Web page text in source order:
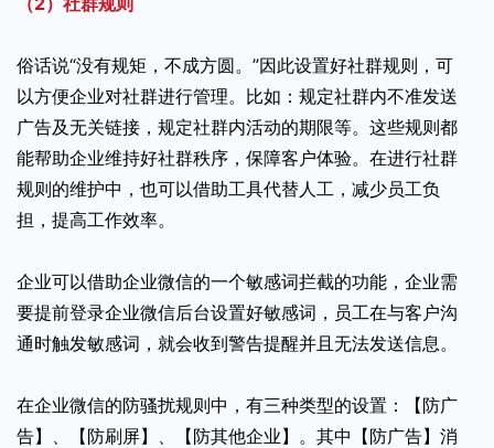
俗话说“没有规矩，不成方圆。”因此设置好社群规则，可
以方便企业对社群进行管理。比如：规定社群内不准发送
广告及无关链接，规定社群内活动的期限等。这些规则都
能帮助企业维持好社群秩序，保障客户体验。在进行社群
规则的维护中，也可以借助工具代替人工，减少员工负
担，提高工作效率。
企业可以借助企业微信的一个敏感词拦截的功能，企业需
要提前登录企业微信后台设置好敏感词，员工在与客户沟
通时触发敏感词，就会收到警告提醒并且无法发送信息。
在企业微信的防骚扰规则中，有三种类型的设置：【防广
告】、【防刷屏】、【防其他企业】。其中【防广告】消